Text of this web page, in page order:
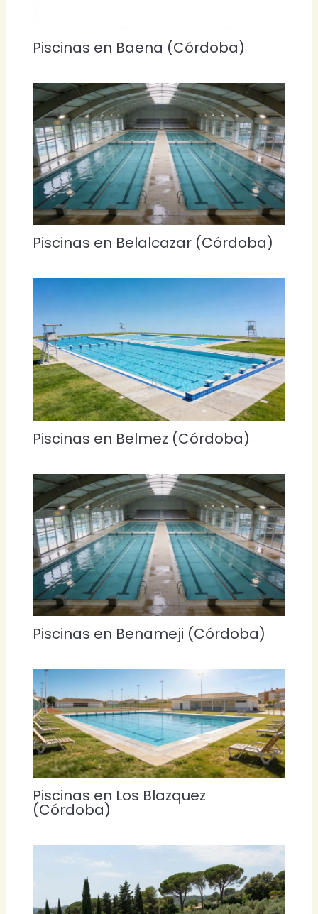
Piscinas en Baena (Córdoba)
Piscinas en Belalcazar (Córdoba)
Piscinas en Belmez (Córdoba)
Piscinas en Benameji (Córdoba)
Piscinas en Los Blazquez
(Córdoba)